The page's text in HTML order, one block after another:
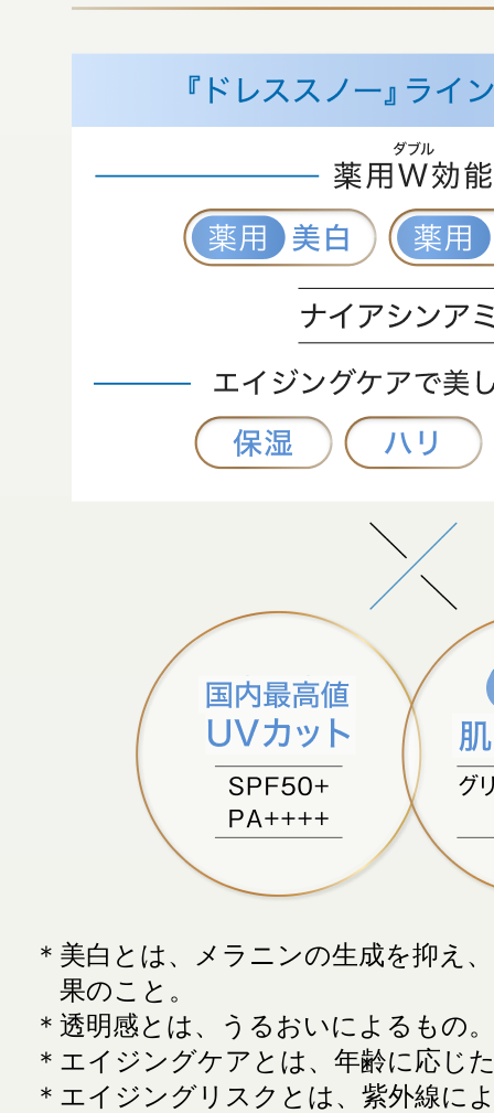
よくあるご質問
＊美白とは、メラニンの生成を抑え
果のこと。
＊透明感とは、うるおいによるもの。
＊エイジングケアとは、年齢に応じ
＊エイジングリスクとは、紫外線に